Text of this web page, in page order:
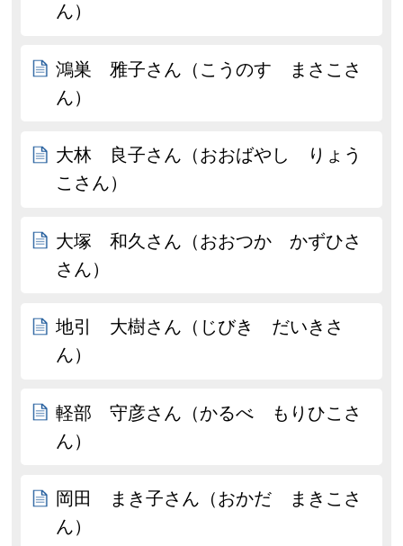
ん）
鴻巣 雅子さん（こうのす まさこさ
ん）
大林 良子さん（おおばやし りょう
こさん）
大塚 和久さん（おおつか かずひさ
さん）
地引 大樹さん（じびき だいきさ
ん）
軽部 守彦さん（かるべ もりひこさ
ん）
岡田 まき子さん（おかだ まきこさ
ん）